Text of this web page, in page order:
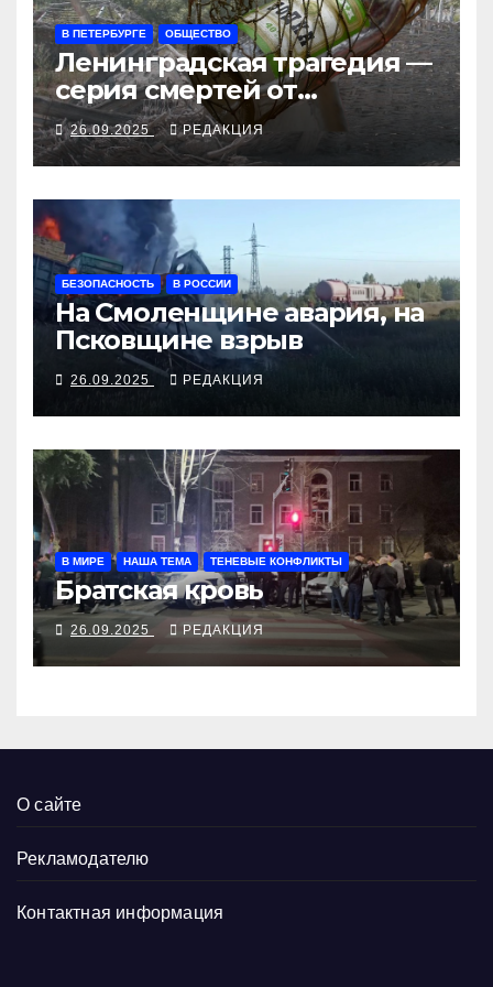
В ПЕТЕРБУРГЕ ОБЩЕСТВО
Ленинградская трагедия —
серия смертей от
алкосуррогата
26.09.2025 РЕДАКЦИЯ
БЕЗОПАСНОСТЬ В РОССИИ
На Смоленщине авария, на
Псковщине взрыв
26.09.2025 РЕДАКЦИЯ
В МИРЕ НАША ТЕМА ТЕНЕВЫЕ КОНФЛИКТЫ
Братская кровь
26.09.2025 РЕДАКЦИЯ
О сайте
Рекламодателю
Контактная информация